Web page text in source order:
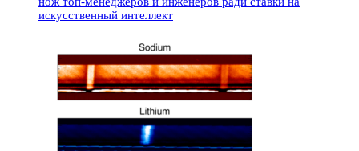
искусственный интеллект